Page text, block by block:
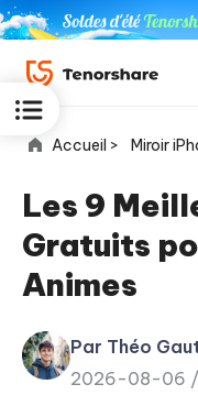
ReiBoot
for iOS
PDNob
PDF
Accueil > Miroir
Les 9
Gratuits
Animes
Par Théo
2026-08-06 /